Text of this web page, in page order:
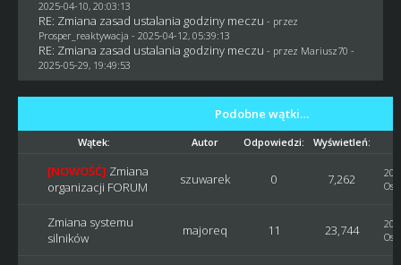
2025-04-10, 20:03:13
RE: Zmiana zasad ustalania godziny meczu - przez
Prosper_reaktywacja - 2025-04-12, 05:39:13
RE: Zmiana zasad ustalania godziny meczu - przez Mariusz70 -
2025-05-29, 19:49:53
Podobne wątki…
Wątek: Autor Odpowiedzi: Wyświetleń:
[NOWOŚĆ] Zmiana
organizacji FORUM
szuwarek 0 7,262
Zmiana systemu
silników
majoreq 11 23,744